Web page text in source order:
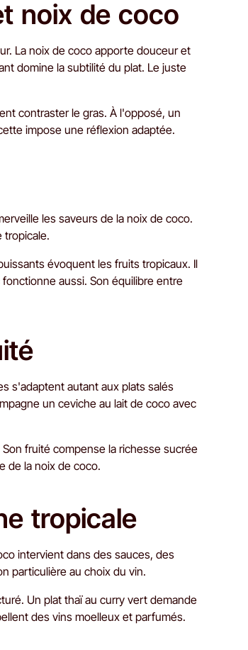
noix de coco
La noix de coco apporte douceur et
domine la subtilité du plat. Le juste
contraster le gras. À l'opposé, un
impose une réflexion adaptée.
les saveurs de la noix de coco.
tropicale.
évoquent les fruits tropicaux. Il
aussi. Son équilibre entre
s'adaptent autant aux plats salés
un ceviche au lait de coco avec
fruité compense la richesse sucrée
de la noix de coco.
tropicale
intervient dans des sauces, des
particulière au choix du vin.
Un plat thaï au curry vert demande
des vins moelleux et parfumés.